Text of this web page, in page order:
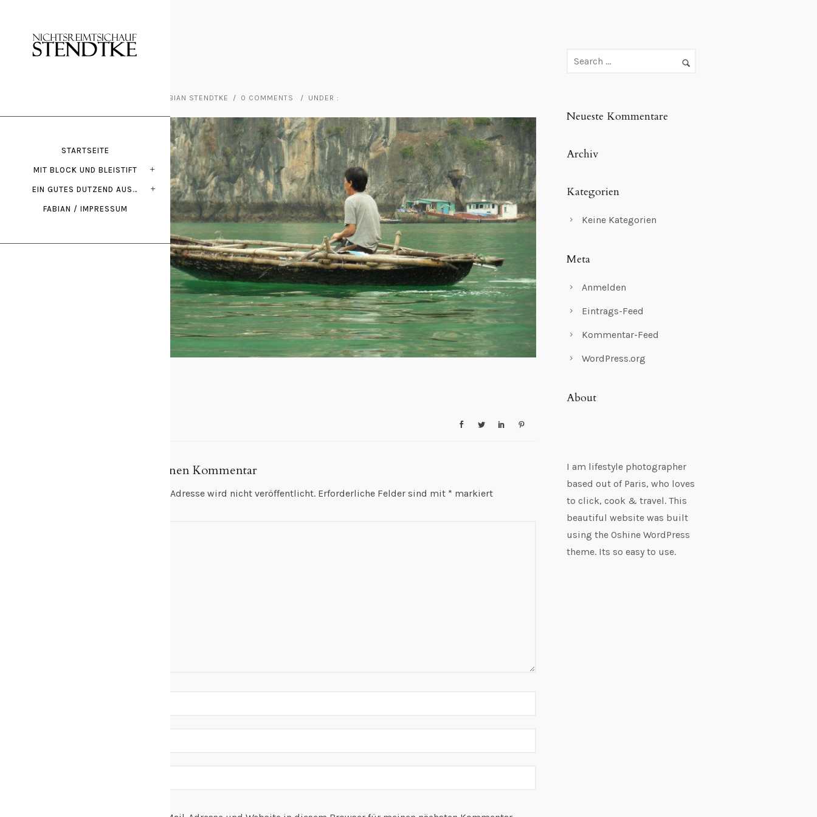
STARTSEITE
MIT BLOCK UND BLEISTIFT
EIN GUTES DUTZEND AUS…
FABIAN / IMPRESSUM
POSTED BY : FABIAN STENDTKE / 0 COMMENTS / UNDER :
Schreibe einen Kommentar
Deine E-Mail-Adresse wird nicht veröffentlicht. Erforderliche Felder sind mit * markiert
Neueste Kommentare
Archiv
Kategorien
Keine Kategorien
Meta
Anmelden
Eintrags-Feed
Kommentar-Feed
WordPress.org
About
I am lifestyle photographer
based out of Paris, who loves
to click, cook & travel. This
beautiful website was built
using the Oshine WordPress
theme. Its so easy to use.